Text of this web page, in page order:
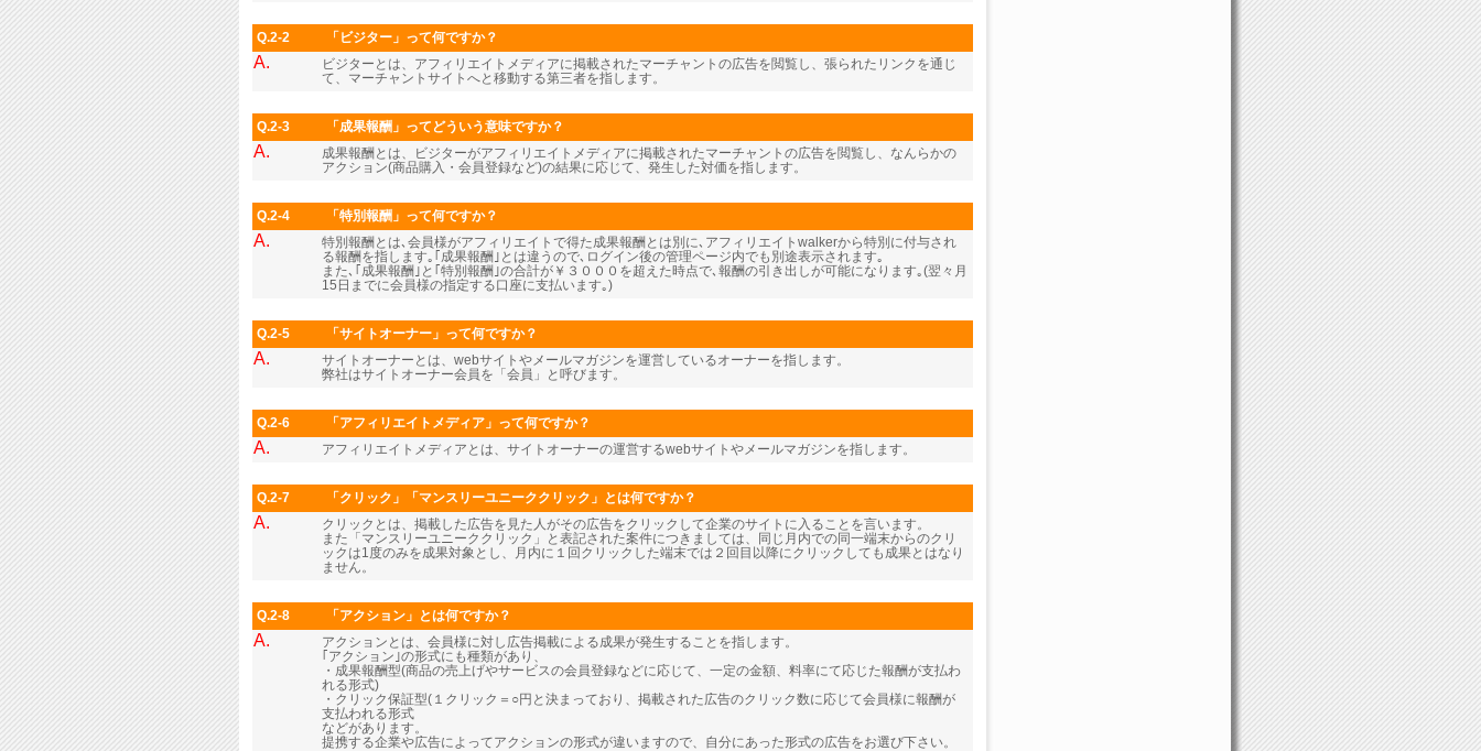
Q.2-2 「ビジター」って何ですか？
A.
ビジターとは、アフィリエイトメディアに掲載されたマーチャントの広告を閲覧し、張られたリンクを通じ
て、マーチャントサイトへと移動する第三者を指します。
Q.2-3 「成果報酬」ってどういう意味ですか？
A.
成果報酬とは、ビジターがアフィリエイトメディアに掲載されたマーチャントの広告を閲覧し、なんらかの
アクション(商品購入・会員登録など)の結果に応じて、発生した対価を指します。
Q.2-4 「特別報酬」って何ですか？
A.
特別報酬とは､会員様がアフィリエイトで得た成果報酬とは別に､アフィリエイトwalkerから特別に付与され
る報酬を指します｡｢成果報酬｣とは違うので､ログイン後の管理ページ内でも別途表示されます｡
また､｢成果報酬｣と｢特別報酬｣の合計が￥３０００を超えた時点で､報酬の引き出しが可能になります｡(翌々月
15日までに会員様の指定する口座に支払います｡)
Q.2-5 「サイトオーナー」って何ですか？
A.
サイトオーナーとは、webサイトやメールマガジンを運営しているオーナーを指します。
弊社はサイトオーナー会員を「会員」と呼びます。
Q.2-6 「アフィリエイトメディア」って何ですか？
A. アフィリエイトメディアとは、サイトオーナーの運営するwebサイトやメールマガジンを指します。
Q.2-7 「クリック」「マンスリーユニーククリック」とは何ですか？
A.
クリックとは、掲載した広告を見た人がその広告をクリックして企業のサイトに入ることを言います。
また「マンスリーユニーククリック」と表記された案件につきましては、同じ月内での同一端末からのクリ
ックは1度のみを成果対象とし、月内に１回クリックした端末では２回目以降にクリックしても成果とはなり
ません。
Q.2-8 「アクション」とは何ですか？
A.
アクションとは、会員様に対し広告掲載による成果が発生することを指します。
｢アクション｣の形式にも種類があり、
・成果報酬型(商品の売上げやサービスの会員登録などに応じて、一定の金額、料率にて応じた報酬が支払わ
れる形式)
・クリック保証型(１クリック＝○円と決まっており、掲載された広告のクリック数に応じて会員様に報酬が
支払われる形式
などがあります。
提携する企業や広告によってアクションの形式が違いますので、自分にあった形式の広告をお選び下さい。